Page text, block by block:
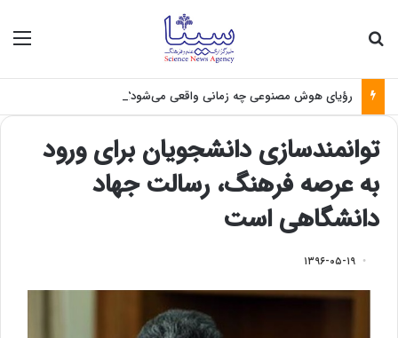
رؤیای هوش مصنوعی چه زمانی واقعی می‌شود؟
توانمندسازی دانشجویان برای ورود
به عرصه فرهنگ، رسالت جهاد
دانشگاهی است
۱۳۹۶-۰۵-۱۹